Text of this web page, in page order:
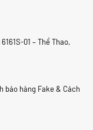
01 – Thể Thao,
báo hàng Fake & Cách